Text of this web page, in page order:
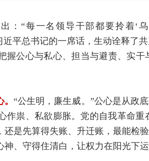
：“每一名领导干部都要拎着‘
近平总书记的一席话，生动诠释了
握公心与私心、担当与避责、实
“公生明，廉生威。”公心是从政
作祟、私欲膨胀。党的自我革命
是先算得失账、升迁账，最能检
、守得住清白，让权力在阳光下运